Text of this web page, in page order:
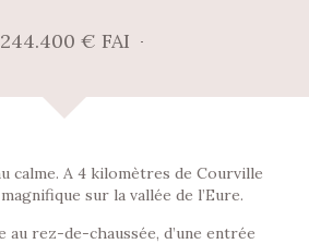
244.400 € FAI
calme. A 4 kilomètres de Courville
sur la vallée de l’Eure.
au rez-de-chaussée, d’une entrée